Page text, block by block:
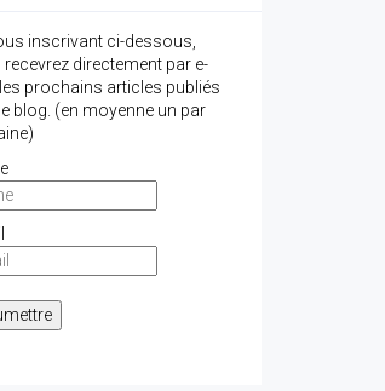
inscrivant ci-dessous,
directement par e-
prochains articles publiés
blog. (en moyenne un par